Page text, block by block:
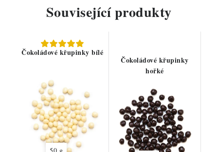
Související produkty
Čokoládové křupinky bílé
50 g
Čokoládové křupinky
hořké